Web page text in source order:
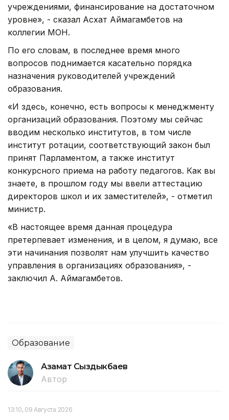
учреждениями, финансирование на достаточном
уровне», - сказал Асхат Аймагамбетов на
коллегии МОН.
По его словам, в последнее время много
вопросов поднимается касательно порядка
назначения руководителей учреждений
образования.
«И здесь, конечно, есть вопросы к менеджменту
организаций образования. Поэтому мы сейчас
вводим несколько институтов, в том числе
институт ротации, соответствующий закон был
принят Парламентом, а также институт
конкурсного приема на работу педагогов. Как вы
знаете, в прошлом году мы ввели аттестацию
директоров школ и их заместителей», - отметил
министр.
«В настоящее время данная процедура
претерпевает изменения, и в целом, я думаю, все
эти начинания позволят нам улучшить качество
управления в организациях образования», -
заключил А. Аймагамбетов.
Образование
Азамат Сыздыкбаев
Автор
13:10, 09 Августа 2026